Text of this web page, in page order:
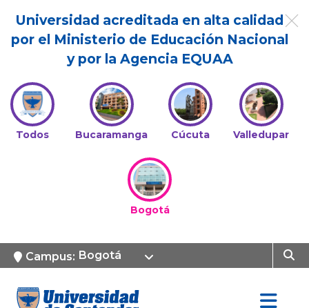
Universidad acreditada en alta calidad
por el Ministerio de Educación Nacional
y por la Agencia EQUAA
Todos Bucaramanga Cúcuta Valledupar
Bogotá
Campus: Bogotá